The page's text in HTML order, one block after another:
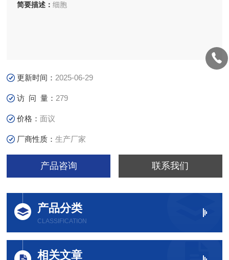
简要描述：细胞
更新时间： 2025-06-29
访 问 量： 279
价格：面议
厂商性质：生产厂家
产品咨询 联系我们
产品分类
CLASSIFICATION
相关文章